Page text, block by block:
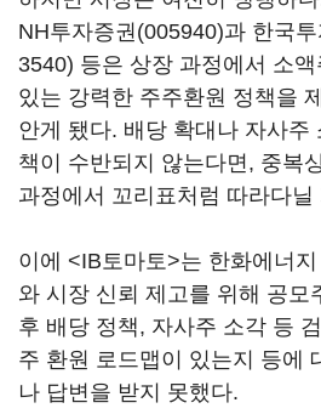
NH투자증권(005940)과 한국
3540) 등은 상장 과정에서 소
있는 강력한 주주환원 정책을
안게 됐다. 배당 확대나 자사주
책이 수반되지 않는다면, 중복
과정에서 꼬리표처럼 따라다닐
이에 <IB토마토>는 한화에너
와 시장 신뢰 제고를 위해 공모
후 배당 정책, 자사주 소각 등
주 환원 로드맵이 있는지 등에
나 답변을 받지 못했다.